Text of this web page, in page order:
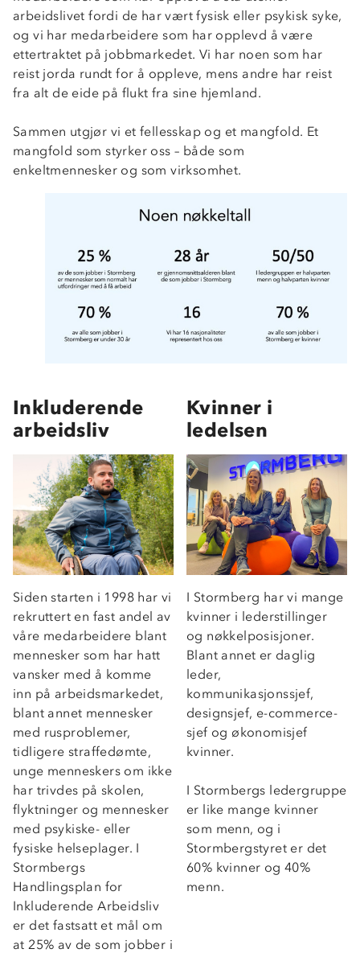
arbeidslivet fordi de har vært fysisk eller psykisk syke,
og vi har medarbeidere som har opplevd å være
ettertraktet på jobbmarkedet. Vi har noen som har
reist jorda rundt for å oppleve, mens andre har reist
fra alt de eide på flukt fra sine hjemland.
Sammen utgjør vi et fellesskap og et mangfold. Et
mangfold som styrker oss – både som
enkeltmennesker og som virksomhet.
Inkluderende
arbeidsliv
Siden starten i 1998 har vi
rekruttert en fast andel av
våre medarbeidere blant
mennesker som har hatt
vansker med å komme
inn på arbeidsmarkedet,
blant annet mennesker
med rusproblemer,
tidligere straffedømte,
unge menneskers om ikke
har trivdes på skolen,
flyktninger og mennesker
med psykiske- eller
fysiske helseplager. I
Stormbergs
Handlingsplan for
Inkluderende Arbeidsliv
er det fastsatt et mål om
at 25% av de som jobber i
Kvinner i
ledelsen
I Stormberg har vi mange
kvinner i lederstillinger
og nøkkelposisjoner.
Blant annet er daglig
leder,
kommunikasjonssjef,
designsjef, e-commerce-
sjef og økonomisjef
kvinner.
I Stormbergs ledergruppe
er like mange kvinner
som menn, og i
Stormbergstyret er det
60% kvinner og 40%
menn.